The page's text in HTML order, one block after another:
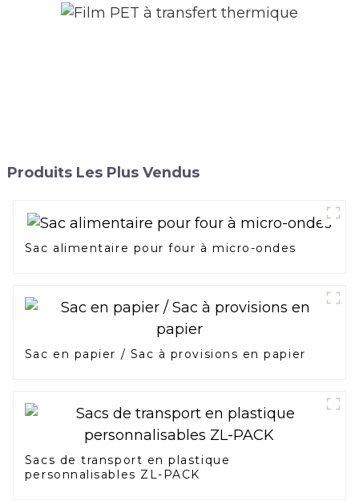
Produits Les Plus Vendus
Sac alimentaire pour four à micro-ondes
Sac en papier / Sac à provisions en papier
Sacs de transport en plastique
personnalisables ZL-PACK